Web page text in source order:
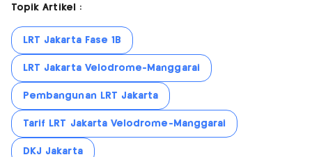
Topik Artikel :
LRT Jakarta Fase 1B
LRT Jakarta Velodrome-Manggarai
Pembangunan LRT Jakarta
Tarif LRT Jakarta Velodrome-Manggarai
DKJ Jakarta